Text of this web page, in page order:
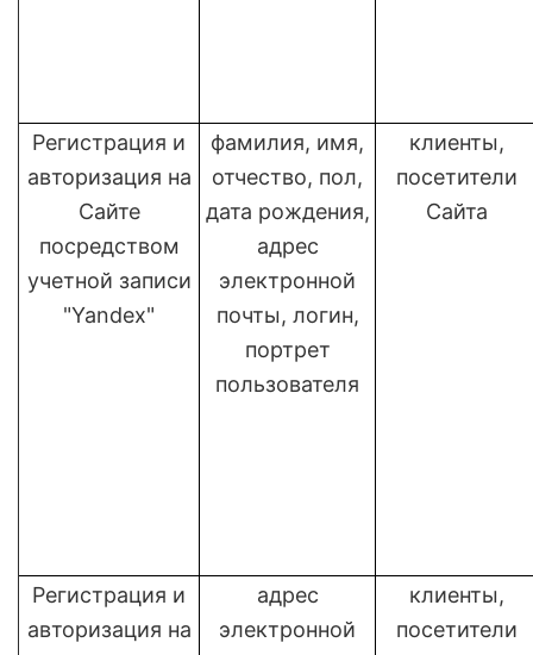
Регистрация и
авторизация на
Сайте
посредством
учетной записи
"Yandex"
фамилия, имя,
отчество, пол,
дата рождения,
адрес
электронной
почты, логин,
портрет
пользователя
клиенты,
посетители
Сайта
Регистрация и
авторизация на
адрес
электронной
клиенты,
посетители